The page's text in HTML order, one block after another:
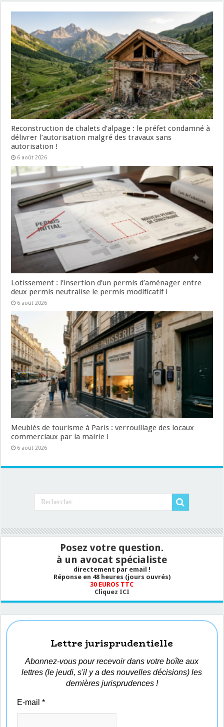
Reconstruction de chalets d’alpage : le préfet condamné à
délivrer l’autorisation malgré des travaux sans
autorisation !
6 août 2026
Lotissement : l’insertion d’un permis d’aménager entre
deux permis neutralise le permis modificatif !
6 août 2026
Meublés de tourisme à Paris : verrouillage des locaux
commerciaux par la mairie !
6 août 2026
Posez votre question.
à un avocat spécialiste
directement par email !
Réponse en 48 heures (jours ouvrés)
30 EUROS TTC
Cliquez ICI
Lettre jurisprudentielle
Abonnez-vous pour recevoir dans votre boîte aux
lettres (le jeudi, s'il y a des nouvelles décisions) les
dernières jurisprudences !
E-mail*